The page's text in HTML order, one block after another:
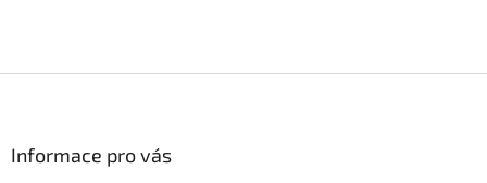
Informace pro vás